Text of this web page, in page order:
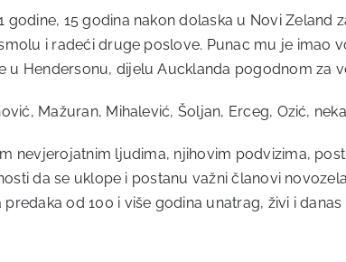
15 godina nakon dolaska u Novi Zeland
i radeći druge poslove. Punac mu je imao
u Hendersonu, dijelu Aucklanda pogodnom za
Mažuran, Mihalević, Šoljan, Erceg, Ozić,
nevjerojatnim ljudima, njihovim podvizima,
da se uklope i postanu važni članovi
od 100 i više godina unatrag, živi i